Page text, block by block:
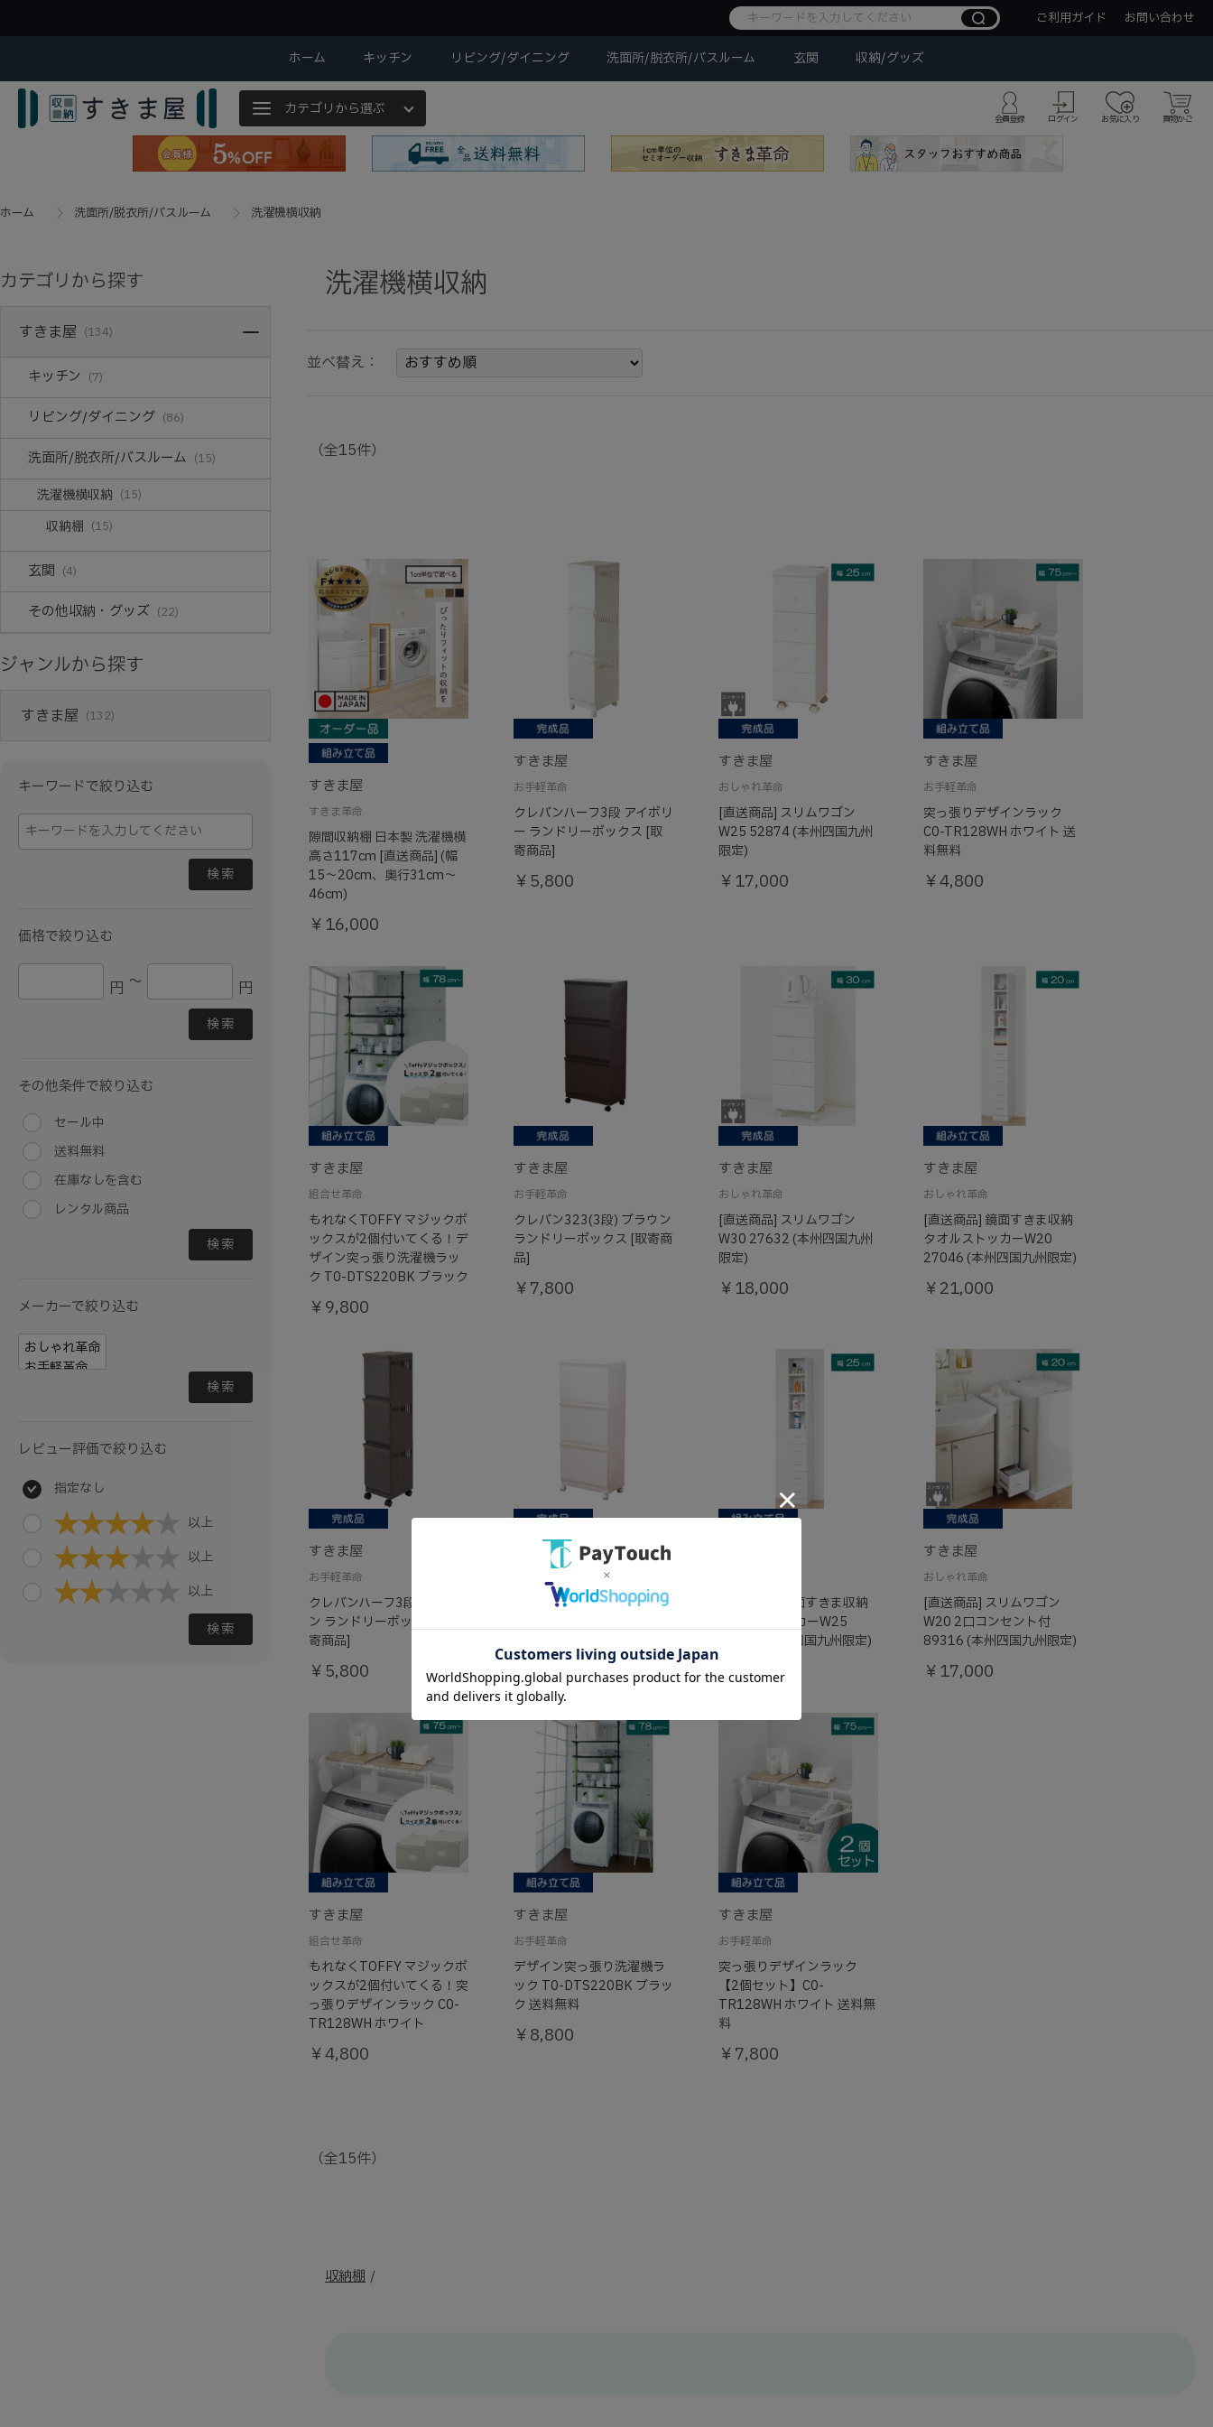
カテゴリから選ぶ
会員登録 ログイン お気に入り 買物かご
ご利用ガイド お問い合わせ
ホーム キッチン リビング/ダイニング 洗面所/脱衣所/バスルーム 玄関 収納/グッズ
ホーム 洗面所/脱衣所/バスルーム 洗濯機横収納
カテゴリから探す
すきま屋 (134)
キッチン (7)
リビング/ダイニング (86)
洗面所/脱衣所/バスルーム (15)
洗濯機横収納 (15)
収納棚 (15)
玄関 (4)
その他収納・グッズ (22)
ジャンルから探す
すきま屋 (132)
キーワードで絞り込む
検索
価格で絞り込む
円 ～ 円
検索
その他条件で絞り込む
セール中
送料無料
在庫なしを含む
レンタル商品
検索
メーカーで絞り込む
検索
レビュー評価で絞り込む
指定なし
以上
以上
以上
検索
洗濯機横収納
並べ替え：
（全15件）
すきま屋
すきま革命
隙間収納棚 日本製 洗濯機横
高さ117cm [直送商品] (幅
15～20cm、奥行31cm～
46cm)
￥16,000
すきま屋
お手軽革命
クレバンハーフ3段 アイボリ
ー ランドリーボックス [取
寄商品]
￥5,800
すきま屋
おしゃれ革命
[直送商品] スリムワゴン
W25 52874 (本州四国九州
限定)
￥17,000
すきま屋
お手軽革命
突っ張りデザインラック
C0-TR128WH ホワイト 送
料無料
￥4,800
すきま屋
組合せ革命
もれなくTOFFY マジックボ
ックスが2個付いてくる！デ
ザイン突っ張り洗濯機ラッ
ク T0-DTS220BK ブラック
￥9,800
すきま屋
お手軽革命
クレバン323(3段) ブラウン
ランドリーボックス [取寄商
品]
￥7,800
すきま屋
おしゃれ革命
[直送商品] スリムワゴン
W30 27632 (本州四国九州
限定)
￥18,000
すきま屋
おしゃれ革命
[直送商品] 鏡面すきま収納
タオルストッカーW20
27046 (本州四国九州限定)
￥21,000
すきま屋
お手軽革命
クレバンハーフ3段 ブラウ
ン ランドリーボックス [取
寄商品]
￥5,800
すきま屋
クレバン323(3段) アイボリ
￥7,800
[直送商品] 鏡面すきま収納
タオルストッカーW25
27047 (本州四国九州限定)
￥23,000
すきま屋
おしゃれ革命
[直送商品] スリムワゴン
W20 2口コンセント付
89316 (本州四国九州限定)
￥17,000
すきま屋
組合せ革命
もれなくTOFFY マジックボ
ックスが2個付いてくる！突
っ張りデザインラック C0-
TR128WH ホワイト
￥4,800
すきま屋
お手軽革命
デザイン突っ張り洗濯機ラ
ック T0-DTS220BK ブラッ
ク 送料無料
￥8,800
すきま屋
お手軽革命
突っ張りデザインラック
【2個セット】C0-
TR128WH ホワイト 送料無
料
￥7,800
（全15件）
収納棚 /